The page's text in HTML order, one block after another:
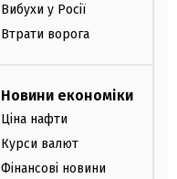
Вибухи у Росії
Втрати ворога
Новини економіки
Ціна нафти
Курси валют
Фінансові новини